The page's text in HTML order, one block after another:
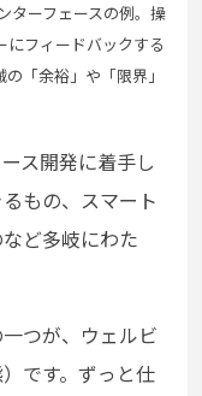
ターフェースの例。操
フィードバックする
「余裕」や「限界」
ス開発に着手し
もの、スマート
ど多岐にわた
つが、ウェルビ
です。ずっと仕